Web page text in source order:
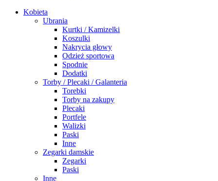
Kobieta
Ubrania
Kurtki / Kamizelki
Koszulki
Nakrycia głowy
Odzież sportowa
Spodnie
Dodatki
Torby / Plecaki / Galanteria
Torebki
Torby na zakupy
Plecaki
Portfele
Walizki
Paski
Inne
Zegarki damskie
Zegarki
Paski
Inne